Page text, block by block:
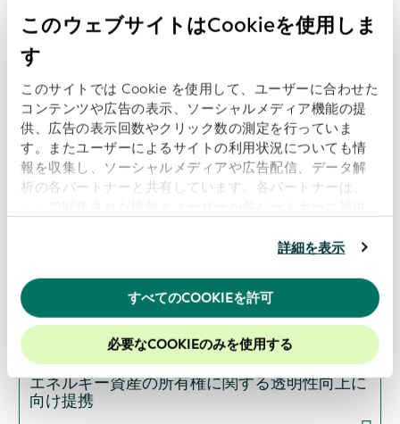
このウェブサイトはCookieを使用しま
す
このサイトでは Cookie を使用して、ユーザーに合わせた
コンテンツや広告の表示、ソーシャルメディア機能の提
供、広告の表示回数やクリック数の測定を行っていま
す。またユーザーによるサイトの利用状況についても情
報を収集し、ソーシャルメディアや広告配信、データ解
析の各パートナーと共有しています。各パートナーは、
用したときに収集した他の情報を組み合わせて使用する
ッキーに同意したことになります。
当社のウェブサイトでのエクスペリエンスを向上させる
ために、Cookieを有効にしておくことをお勧めします。
詳細を表示
すべてのCOOKIEを許可
必要なCOOKIEのみを使用する
Open Supply Hub、ウィキメディア・ドイツ、
Wikirate Internationalが、透明性、持続可能
性、デジタル・トラストに向けた相互運用可能
なオープンデータの推進を目的として、GLEIF
のグローバル・オープンデータ統合ネットワー
ク（GODIN）に参加
日付: 2026-07-16
ISITCとGLEIF、業界のベストプラクティスとデ
ータの透明性を支援するための連携を開始
GLEIFとグローバル・エネルギー・モニター、
エネルギー資産の所有権に関する透明性向上に
向け提携